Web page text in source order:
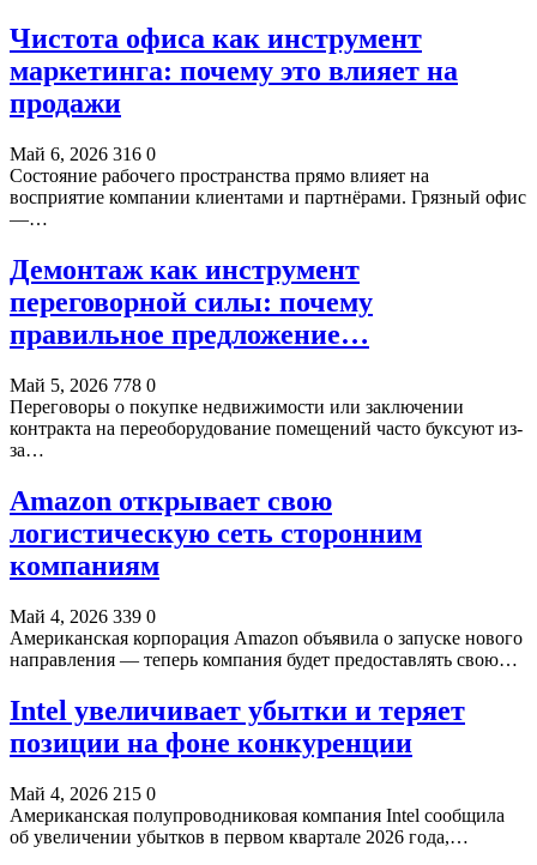
Чистота офиса как инструмент
маркетинга: почему это влияет на
продажи
Май 6, 2026 316 0
Состояние рабочего пространства прямо влияет на
восприятие компании клиентами и партнёрами. Грязный офис
—…
Демонтаж как инструмент
переговорной силы: почему
правильное предложение…
Май 5, 2026 778 0
Переговоры о покупке недвижимости или заключении
контракта на переоборудование помещений часто буксуют из-
за…
Amazon открывает свою
логистическую сеть сторонним
компаниям
Май 4, 2026 339 0
Американская корпорация Amazon объявила о запуске нового
направления — теперь компания будет предоставлять свою…
Intel увеличивает убытки и теряет
позиции на фоне конкуренции
Май 4, 2026 215 0
Американская полупроводниковая компания Intel сообщила
об увеличении убытков в первом квартале 2026 года,…